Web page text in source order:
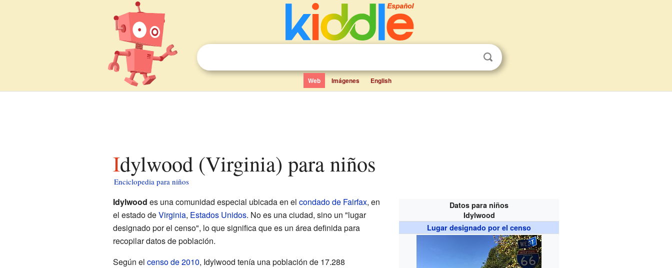
Web Imágenes English
Idylwood (Virginia) para niños
Enciclopedia para niños
Datos para niños
Idylwood
Lugar designado por el censo
Idylwood es una comunidad especial ubicada en el condado de Fairfax, en
el estado deVirginia, Estados Unidos. No es una ciudad, sino un "lugar
designado por el censo", lo que significa que es un área definida para
recopilar datos de población.
Según el censo de 2010, Idylwood tenía una población de 17.288